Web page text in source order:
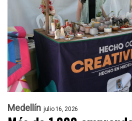
Medellín julio 16, 2026